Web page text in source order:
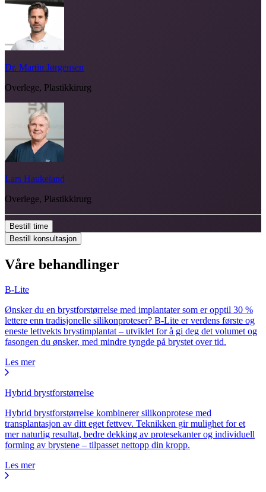
Dr. Martin Jørgensen
Overlege, Plastikkirurg
Lars Haukeland
Overlege, Plastikkirurg
Bestill time
Bestill konsultasjon
Våre behandlinger
B-Lite
Ønsker du en brystforstørrelse med implantater som er opptil 30 %
lettere enn tradisjonelle silikonproteser? B-Lite er verdens første og
eneste lettvekts brystimplantat – utviklet for å gi deg det volumet og
fasongen du ønsker, med mindre tyngde på brystet over tid.
Les mer
Hybrid brystforstørrelse
Hybrid brystforstørrelse kombinerer silikonprotese med
transplantasjon av ditt eget fettvev. Teknikken gir mulighet for et
mer naturlig resultat, bedre dekking av protesekanter og individuell
forming av brystene – tilpasset nettopp din kropp.
Les mer